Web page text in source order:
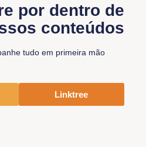
por dentro de
conteúdos
tudo em primeira mão
Linktree